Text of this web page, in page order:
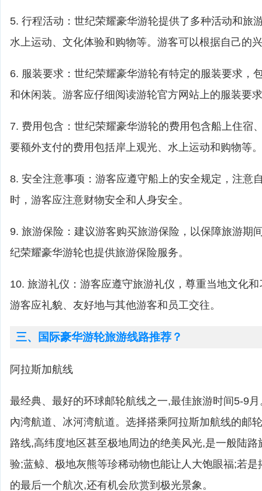
5. 行程活动：世纪荣耀豪华游轮提供了多种活动和旅
水上运动、文化体验和购物等。游客可以根据自己的
6. 服装要求：世纪荣耀豪华游轮有特定的服装要求，
和休闲装。游客应仔细阅读游轮官方网站上的服装要
7. 费用包含：世纪荣耀豪华游轮的费用包含船上住宿
要额外支付的费用包括岸上观光、水上运动和购物等。
8. 安全注意事项：游客应遵守船上的安全规定，注意
时，游客应注意财物安全和人身安全。
9. 旅游保险：建议游客购买旅游保险，以保障旅游期
纪荣耀豪华游轮也提供旅游保险服务。
10. 旅游礼仪：游客应遵守旅游礼仪，尊重当地文化
游客应礼貌、友好地与其他游客和员工交往。
三、国际豪华游轮旅游线路推荐？
阿拉斯加航线
最经典、最好的环球邮轮航线之一,最佳旅游时间5-9
內湾航道、冰河湾航道。选择搭乘阿拉斯加航线的邮
路线,高纬度地区甚至极地周边的绝美风光,是一般陆
验;蓝鲸、极地灰熊等珍稀动物也能让人大饱眼福;若
的最后一个航次,还有机会欣赏到极光景象。